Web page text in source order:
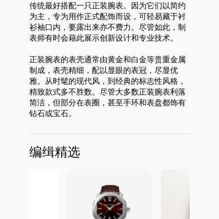
传统最好搭配一只正装腕表。因为它们以简约
为主，专为用作正式配饰而设，可轻易藏于衬
衫袖口内，要露出来亦不费力。尽管如此，制
表师有时会藉此展示创新设计和专业技术。
正装腕表的表壳通常由黄金和白金等贵重金属
制成，表壳精细，配以显眼的表冠，尽显优
雅。从时髦的现代风，到经典的标志性风格，
精致款式多不胜数。尽管大多数正装腕表利落
简洁，但部分在表圈，甚至手环和表盘都饰有
钻石或宝石。
编缉精选